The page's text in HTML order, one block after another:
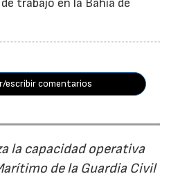
trabajo en la Bahía de
escribir comentarios
la capacidad operativa
de la Guardia Civil